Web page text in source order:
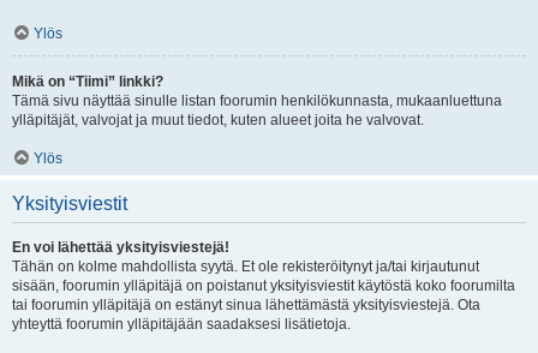
Ylös
Mikä on “Tiimi” linkki?
Tämä sivu näyttää sinulle listan foorumin henkilökunnasta, mukaanluettuna
ylläpitäjät, valvojat ja muut tiedot, kuten alueet joita he valvovat.
Ylös
Yksityisviestit
En voi lähettää yksityisviestejä!
Tähän on kolme mahdollista syytä. Et ole rekisteröitynyt ja/tai kirjautunut
sisään, foorumin ylläpitäjä on poistanut yksityisviestit käytöstä koko foorumilta
tai foorumin ylläpitäjä on estänyt sinua lähettämästä yksityisviestejä. Ota
yhteyttä foorumin ylläpitäjään saadaksesi lisätietoja.